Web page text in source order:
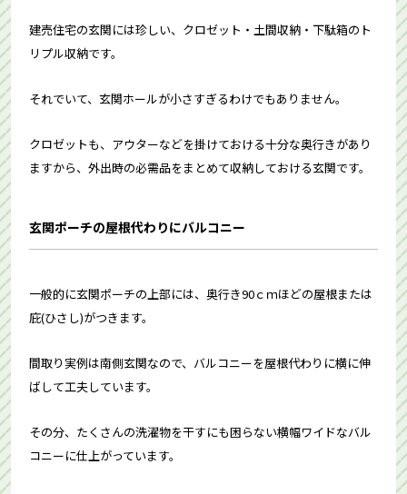
建売住宅の玄関には珍しい、クロゼット・土間収納・下駄箱のト
リプル収納です。
それでいて、玄関ホールが小さすぎるわけでもありません。
クロゼットも、アウターなどを掛けておける十分な奥行きがあり
ますから、外出時の必需品をまとめて収納しておける玄関です。
玄関ポーチの屋根代わりにバルコニー
一般的に玄関ポーチの上部には、奥行き90ｃｍほどの屋根または
庇(ひさし)がつきます。
間取り実例は南側玄関なので、バルコニーを屋根代わりに横に伸
ばして工夫しています。
その分、たくさんの洗濯物を干すにも困らない横幅ワイドなバル
コニーに仕上がっています。